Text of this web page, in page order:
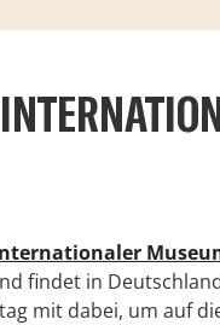
findet in
mit dabei, um auf